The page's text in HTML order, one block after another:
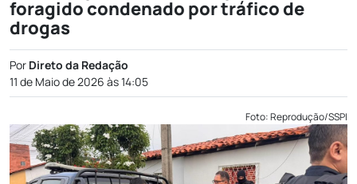
foragido condenado por tráfico de
drogas
Por Direto da Redação
11 de Maio de 2026 às 14:05
Foto: Reprodução/SSPI